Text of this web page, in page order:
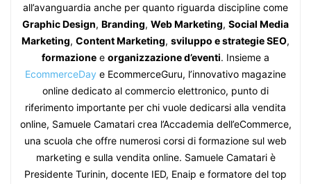
all’avanguardia anche per quanto riguarda discipline come
Graphic Design, Branding, Web Marketing, Social Media
Marketing, Content Marketing, sviluppo e strategie SEO,
formazione e organizzazione d’eventi. Insieme a
EcommerceDay e EcommerceGuru, l’innovativo magazine
online dedicato al commercio elettronico, punto di
riferimento importante per chi vuole dedicarsi alla vendita
online, Samuele Camatari crea l’Accademia dell’eCommerce,
una scuola che offre numerosi corsi di formazione sul web
marketing e sulla vendita online. Samuele Camatari è
Presidente Turinin, docente IED, Enaip e formatore del top